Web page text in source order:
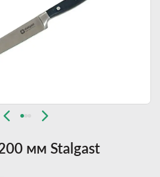
мм Stalgast